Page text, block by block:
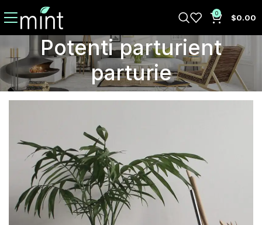
0 $0.00
Potenti parturient
parturie